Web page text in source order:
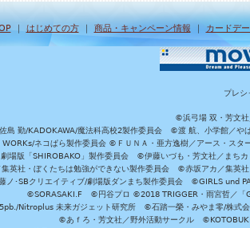
｜ はじめての方｜ 商品・キャンペーン情報 ｜ カードデ
プレシ
©浜弓場 双・芳文社
島 勤/KADOKAWA/魔法科高校2製作委員会 ©渡 航、小学館／や
ネコぱら製作委員会 ©ＦＵＮＡ・亜方逸樹／アース・ス
場版「SHIROBAKO」製作委員会 ©伊藤いづも・芳文社／まち
英社・ぼくたちは勉強ができない製作委員会 ©赤坂アカ／集英
ノ･SBクリエイティブ/劇場版ダンまち製作委員会 ©GIRLS und
©SORASAKI.F ©円谷プロ ©2018 TRIGGER・雨宮哲／
Nitroplus 未来ガジェット研究所 ©石踏一榮・みやま零/株式
©あｆろ・芳文社／野外活動サークル